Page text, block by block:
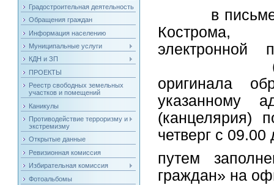
Градостроительная деятельность
Обращения граждан
Информация населению
Муниципальные услуги
КДН и ЗП
ПРОЕКТЫ
Реестр свободных земельных
участков и помещений
Каникулы
Противодействие терроризму и
экстремизму
Открытые данные
Ревизионная комиссия
Избирательная комиссия
Фотоальбомы
в
электронной
(4942) 35-
оригинала
указанному
(канцелярия)
четверг с
путем
граждан» на